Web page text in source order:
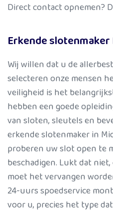
Direct contact opnemen?
Erkende
Wij willen dat u de
selecteren onze mensen
veiligheid is het
hebben een goede
van sloten, sleutels en
erkende slotenmaker in
proberen uw slot open te
beschadigen. Lukt dat
moet het vervangen
24-uurs spoedservice
voor u, precies het type